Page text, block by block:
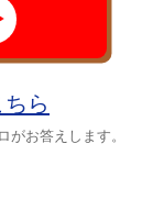
ら
お答えします。